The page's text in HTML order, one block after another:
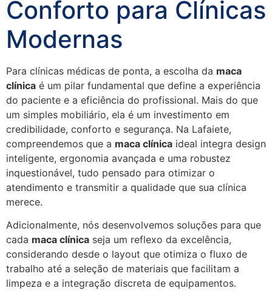
Conforto para Clínicas
Modernas
Para clínicas médicas de ponta, a escolha da maca
clínica é um pilar fundamental que define a experiência
do paciente e a eficiência do profissional. Mais do que
um simples mobiliário, ela é um investimento em
credibilidade, conforto e segurança. Na Lafaiete,
compreendemos que a maca clínica ideal integra design
inteligente, ergonomia avançada e uma robustez
inquestionável, tudo pensado para otimizar o
atendimento e transmitir a qualidade que sua clínica
merece.
Adicionalmente, nós desenvolvemos soluções para que
cada maca clínica seja um reflexo da excelência,
considerando desde o layout que otimiza o fluxo de
trabalho até a seleção de materiais que facilitam a
limpeza e a integração discreta de equipamentos.